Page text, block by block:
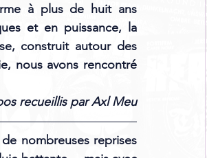
à plus de huit ans
et en puissance, la
construit autour des
nous avons rencontré
recueillis par Axl Meu
nombreuses reprises